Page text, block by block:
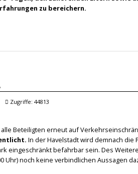
zu bereichern.
Zugriffe: 44813
Beteiligten erneut auf
In der Havelstadt wird demnach die
eingeschränkt befahrbar sein. Des
Uhr) noch keine verbindlichen Aussagen